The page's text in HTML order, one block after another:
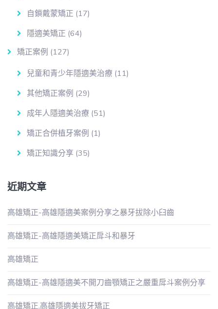
自鎖戴蒙矯正 (17)
隱適美矯正 (64)
矯正案例 (127)
兒童和青少年隱適美治療 (11)
其他矯正案例 (29)
成年人隱適美治療 (51)
矯正合併植牙案例 (1)
矯正知識分享 (35)
近期文章
高雄矯正-高雄隱適美案例分享之暴牙拔除小臼齒
高雄矯正-高雄隱適美矯正戽斗和暴牙
高雄矯正
高雄矯正-高雄隱適美不開刀齒顎矯正之嚴重戽斗案例分享
高雄矯正,高雄隱適美拔牙矯正